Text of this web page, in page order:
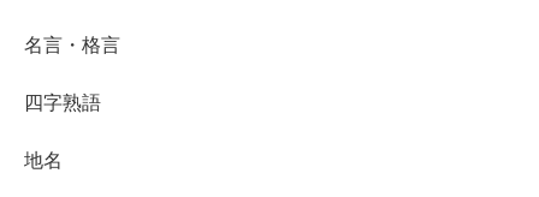
名言・格言
四字熟語
地名